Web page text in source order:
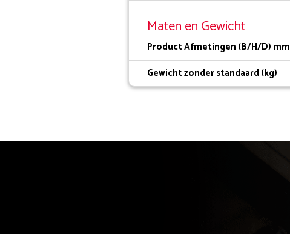
Maten en Gewicht
Product Afmetingen (B/H/D) mm
Gewicht zonder standaard (kg)